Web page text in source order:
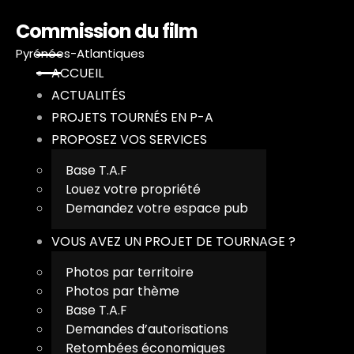
Commission du film
Pyrénées-Atlantiques
ACCUEIL
ACTUALITÉS
PROJETS TOURNÉS EN P-A
PROPOSEZ VOS SERVICES
Base T.A.F
Louez votre propriété
Demandez votre espace pub
VOUS AVEZ UN PROJET DE TOURNAGE ?
Photos par territoire
Photos par thème
Base T.A.F
Demandes d’autorisations
Retombées économiques